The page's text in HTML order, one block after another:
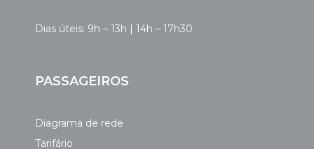
Dias úteis: 9h – 13h | 14h – 17h30
PASSAGEIROS
Diagrama de rede
Tarifário